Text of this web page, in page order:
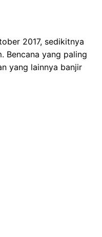
2017, sedikitnya
Bencana yang paling
yang lainnya banjir